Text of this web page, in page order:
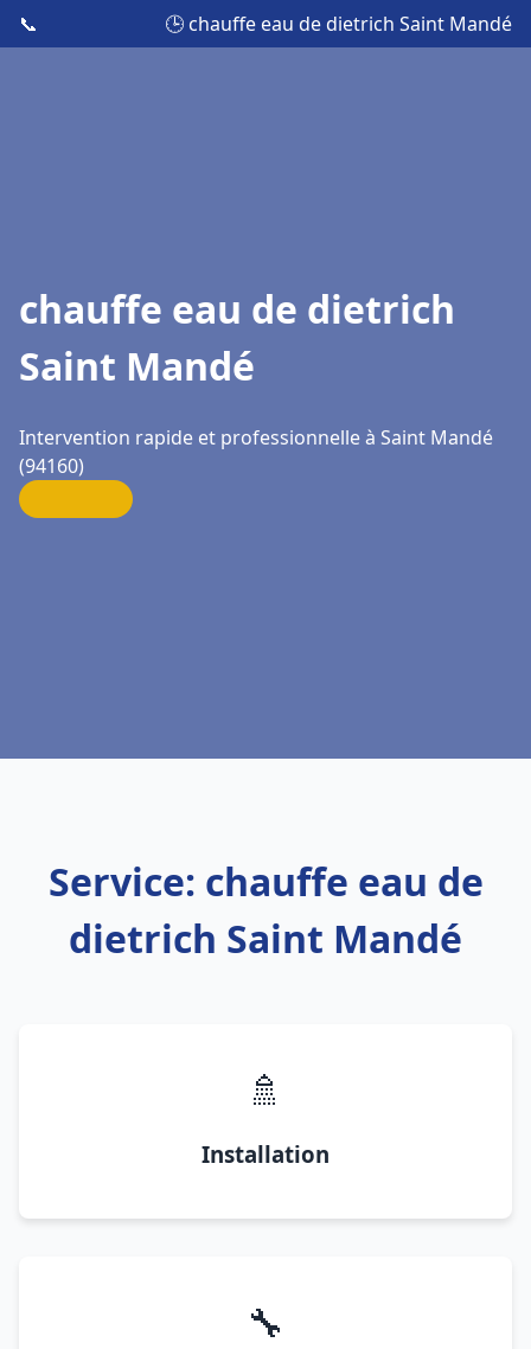
📞 🕒 chauffe eau de dietrich Saint Mandé
chauffe eau de dietrich
Saint Mandé
Intervention rapide et professionnelle à Saint Mandé
(94160)
Service: chauffe eau de
dietrich Saint Mandé
🚿
Installation
🔧